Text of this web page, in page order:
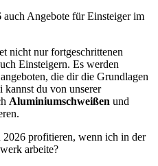
Angebote für Einsteiger im
nicht nur fortgeschrittenen
Einsteigern. Es werden
angeboten, die dir die Grundlagen
kannst du von unserer
Aluminiumschweißen und
profitieren, wenn ich in der
arbeite?